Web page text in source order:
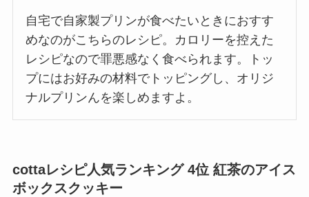
自宅で自家製プリンが食べたいときにおすす
めなのがこちらのレシピ。カロリーを控えた
レシピなので罪悪感なく食べられます。トッ
プにはお好みの材料でトッピングし、オリジ
ナルプリンんを楽しめますよ。
cottaレシピ人気ランキング 4位 紅茶のアイス
ボックスクッキー